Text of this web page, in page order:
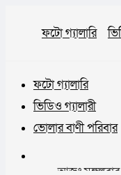
ফটো গ্যালারি
ফটো গ্যালারি
ভিডিও গ্যালারী
ভোলার বাণী পরিবার